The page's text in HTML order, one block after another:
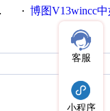
· 博图V13wincc中如何
客服
小程序